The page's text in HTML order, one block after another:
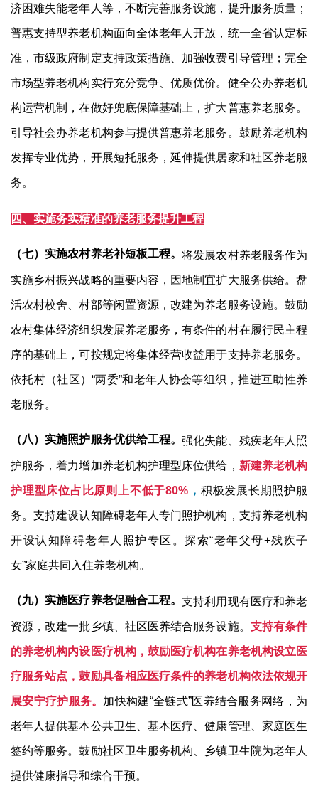
济困难失能老年人等，不断完善服务设施，提升服务质量；
普惠支持型养老机构面向全体老年人开放，统一全省认定标
准，市级政府制定支持政策措施、加强收费引导管理；完全
市场型养老机构实行充分竞争、优质优价。健全公办养老机
构运营机制，在做好兜底保障基础上，扩大普惠养老服务。
引导社会办养老机构参与提供普惠养老服务。鼓励养老机构
发挥专业优势，开展短托服务，延伸提供居家和社区养老服
务。
四、实施务实精准的养老服务提升工程
（七）实施农村养老补短板工程。将发展农村养老服务作为
实施乡村振兴战略的重要内容，因地制宜扩大服务供给。盘
活农村校舍、村部等闲置资源，改建为养老服务设施。鼓励
农村集体经济组织发展养老服务，有条件的村在履行民主程
序的基础上，可按规定将集体经营收益用于支持养老服务。
依托村（社区）“两委”和老年人协会等组织，推进互助性养
老服务。
（八）实施照护服务优供给工程。强化失能、残疾老年人照
护服务，着力增加养老机构护理型床位供给， 新建养老机构
护理型床位占比原则上不低于80% ， 积极发展长期照护服
务。支持建设认知障碍老年人专门照护机构，支持养老机构
开设认知障碍老年人照护专区。探索“老年父母+残疾子
女”家庭共同入住养老机构。
（九）实施医疗养老促融合工程。支持利用现有医疗和养老
资源，改建一批乡镇、社区医养结合服务设施。 支持有条件
的养老机构内设医疗机构，鼓励医疗机构在养老机构设立医
疗服务站点，鼓励具备相应医疗条件的养老机构依法依规开
展安宁疗护服务。 加快构建“全链式”医养结合服务网络，为
老年人提供基本公共卫生、基本医疗、健康管理、家庭医生
签约等服务。鼓励社区卫生服务机构、乡镇卫生院为老年人
提供健康指导和综合干预。